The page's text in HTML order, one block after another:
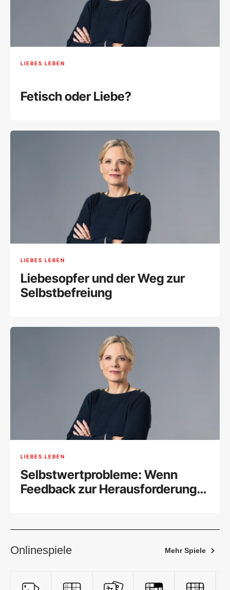
LIEBES LEBEN
Fetisch oder Liebe?
LIEBES LEBEN
Liebesopfer und der Weg zur
Selbstbefreiung
LIEBES LEBEN
Selbstwertprobleme: Wenn
Feedback zur Herausforderung
Onlinespiele Mehr Spiele